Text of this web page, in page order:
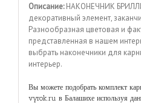
Описание:НАКОНЕЧНИК
декоративный элемент,
Разнообразная цветовая и
представленная в нашем
выбрать наконечники для
интерьер.
Вы можете подобрать комплект
vyrok.ru в Балашихе используя